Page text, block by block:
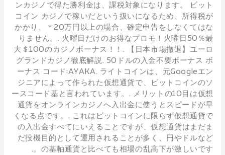
ンカジノで得た勝利金は、課税対象になります。 ビット
コイン カジノで稼いだという扱いになるため、所得税が
かかり、＊20万円以上の場合、確定申告をしなくてはな
りません。. 火曜日だけのお得なプロモ！火曜日50％最
大＄100のカジノボーナス！！. 【日本市場撤退】ユーロ
グランドカジノ徹底解説. 50ドルの入金不要ボーナス ボ
ーナス コード:AYAKA. ライトコインは、元Googleエン
ジニアによって作られた仮想通貨で、ビットコインのソ
ースコード基と言われています。. メリットの10目は仮想
通貨をオンラインカジノへ入出金に使うとスピードが早
くなる点です。. これはビットコインに限らず仮想通貨で
の入出金すべてにいえることですが、仮想通貨はまだま
だ投機目的として運用されることが多く、円やドルなど
の基軸通貨と比べても相場の乱高下が激しいです。.